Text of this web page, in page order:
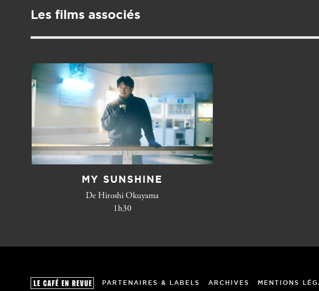
Les films associés
MY SUNSHINE
De Hiroshi Okuyama
1h30
PARTENAIRES & LABELS ARCHIVES MENTIONS